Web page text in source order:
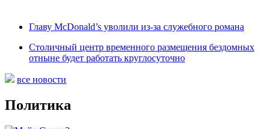
Главу McDonald’s уволили из-за служебного романа
Столичный центр временного размещения бездомных
отныне будет работать круглосуточно
все новости
Политика